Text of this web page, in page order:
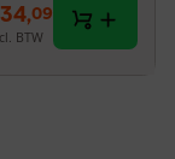
,09
BTW